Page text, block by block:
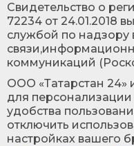
Cвидетельство о
72234 от 24.01.2018
службой по надзору
коммуникаций
ООО «Татарстан 24»
для
удобства
отключить
настройках вашего